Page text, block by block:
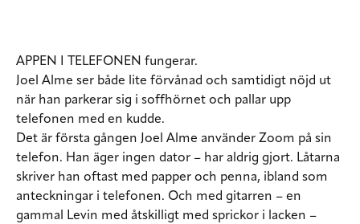
APPEN I TELEFONEN fungerar.
Joel Alme ser både lite förvånad och samtidigt nöjd ut
när han parkerar sig i soffhörnet och pallar upp
telefonen med en kudde.
Det är första gången Joel Alme använder Zoom på sin
telefon. Han äger ingen dator – har aldrig gjort. Låtarna
skriver han oftast med papper och penna, ibland som
anteckningar i telefonen. Och med gitarren – en
gammal Levin med åtskilligt med sprickor i lacken –